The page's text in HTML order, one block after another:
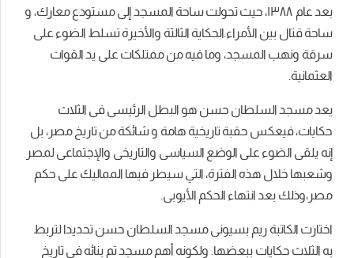
بعد عام ١٣٨٨، حيث تحولت ساحة المسجد إلى مستودع معارك، و
ساحة قتال بين الأمراء.الحكاية الثالثة والأخيرة تسلط الضوء على
سرقة ونهب المسجد، وما فيه من ممتلكات على يد القوات
العثمانية.
يعد مسجد السلطان حسن هو البطل الرئيسى فى الثلاث
حكايات، فيعكس حقبة تاريخية هامة و شائكة من تاريخ مصر، بل
إنه يلقى الضوء على الوضع السياسى والتاريخى والإجتماعى لمصر
وشعبها خلال هذه الفترة، التي سيطر فيها المماليك على حكم
مصر،وذلك بعد انتهاء الحكم الأيوبى.
اختارت الكاتبة ريم بسيونى مسجد السلطان حسن تحديدا لتربط
به الثلاث حكايات ببعضها. ولكونه أهم مسجد تم بنائه فى تاريخ